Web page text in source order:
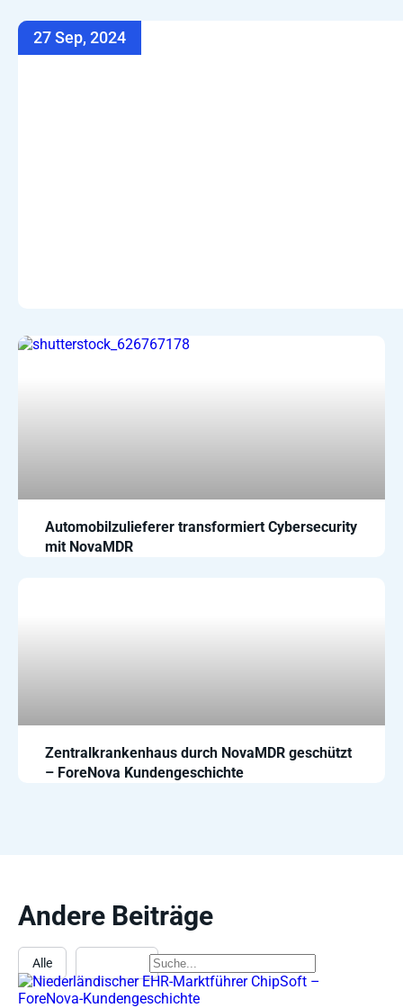
27 Sep, 2024
Automobilzulieferer transformiert Cybersecurity
mit NovaMDR
Zentralkrankenhaus durch NovaMDR geschützt
– ForeNova Kundengeschichte
Andere Beiträge
Alle